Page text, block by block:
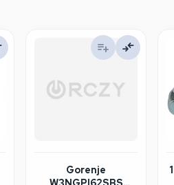
Gorenje